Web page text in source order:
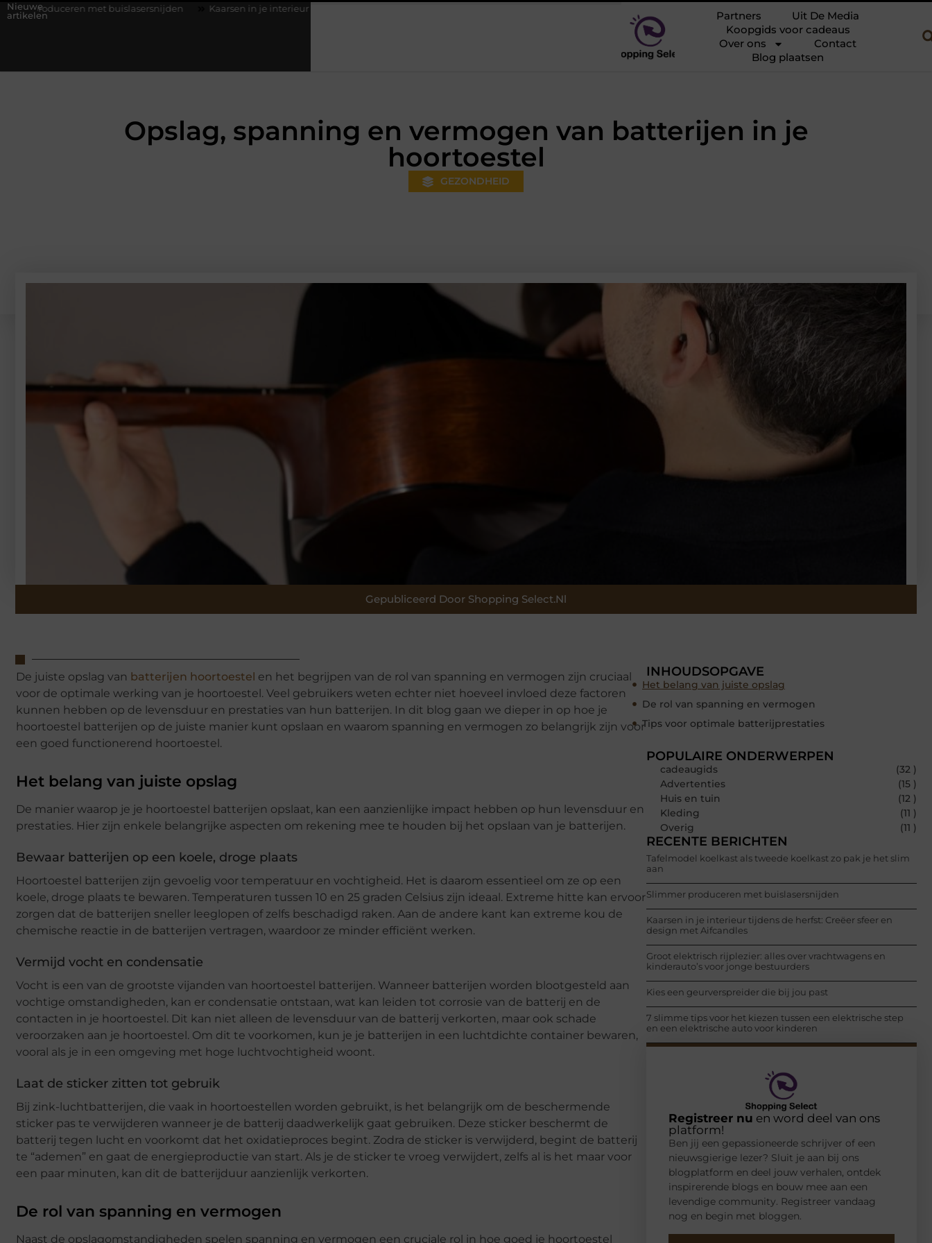
Nieuwe
artikelen
met buislasersnijden Kaarsen in je interieur tijdens de herfst: Creëer sfeer en design met Aifcandles
Partners
Uit De Media
Koopgids voor cadeaus
Over ons
Contact
Blog plaatsen
Opslag, spanning en vermogen van batterijen in je
hoortoestel
GEZONDHEID
Gepubliceerd Door Shopping Select.nl
De juiste opslag van batterijen hoortoestel en het begrijpen van de rol van spanning en vermogen zijn cruciaal
voor de optimale werking van je hoortoestel. Veel gebruikers weten echter niet hoeveel invloed deze factoren
kunnen hebben op de levensduur en prestaties van hun batterijen. In dit blog gaan we dieper in op hoe je
hoortoestel batterijen op de juiste manier kunt opslaan en waarom spanning en vermogen zo belangrijk zijn voor
een goed functionerend hoortoestel.
Het belang van juiste opslag
De manier waarop je je hoortoestel batterijen opslaat, kan een aanzienlijke impact hebben op hun levensduur en
prestaties. Hier zijn enkele belangrijke aspecten om rekening mee te houden bij het opslaan van je batterijen.
Bewaar batterijen op een koele, droge plaats
Hoortoestel batterijen zijn gevoelig voor temperatuur en vochtigheid. Het is daarom essentieel om ze op een
koele, droge plaats te bewaren. Temperaturen tussen 10 en 25 graden Celsius zijn ideaal. Extreme hitte kan ervoor
zorgen dat de batterijen sneller leeglopen of zelfs beschadigd raken. Aan de andere kant kan extreme kou de
chemische reactie in de batterijen vertragen, waardoor ze minder efficiënt werken.
Vermijd vocht en condensatie
Vocht is een van de grootste vijanden van hoortoestel batterijen. Wanneer batterijen worden blootgesteld aan
vochtige omstandigheden, kan er condensatie ontstaan, wat kan leiden tot corrosie van de batterij en de
contacten in je hoortoestel. Dit kan niet alleen de levensduur van de batterij verkorten, maar ook schade
veroorzaken aan je hoortoestel. Om dit te voorkomen, kun je je batterijen in een luchtdichte container bewaren,
vooral als je in een omgeving met hoge luchtvochtigheid woont.
Laat de sticker zitten tot gebruik
Bij zink-luchtbatterijen, die vaak in hoortoestellen worden gebruikt, is het belangrijk om de beschermende
sticker pas te verwijderen wanneer je de batterij daadwerkelijk gaat gebruiken. Deze sticker beschermt de
batterij tegen lucht en voorkomt dat het oxidatieproces begint. Zodra de sticker is verwijderd, begint de batterij
te “ademen” en gaat de energieproductie van start. Als je de sticker te vroeg verwijdert, zelfs al is het maar voor
een paar minuten, kan dit de batterijduur aanzienlijk verkorten.
De rol van spanning en vermogen
Naast de opslagomstandigheden spelen spanning en vermogen een cruciale rol in hoe goed je hoortoestel
INHOUDSOPGAVE
Het belang van juiste opslag
De rol van spanning en vermogen
Tips voor optimale batterijprestaties
POPULAIRE ONDERWERPEN
cadeaugids
(32 )
Advertenties
(15 )
Huis en tuin
(12 )
Kleding
(11 )
Overig
(11 )
RECENTE BERICHTEN
Tafelmodel koelkast als tweede koelkast zo pak je het slim
aan
Slimmer produceren met buislasersnijden
Kaarsen in je interieur tijdens de herfst: Creëer sfeer en
design met Aifcandles
Groot elektrisch rijplezier: alles over vrachtwagens en
kinderauto’s voor jonge bestuurders
Kies een geurverspreider die bij jou past
7 slimme tips voor het kiezen tussen een elektrische step
en een elektrische auto voor kinderen
Registreer nu en word deel van ons
platform!
Ben jij een gepassioneerde schrijver of een
nieuwsgierige lezer? Sluit je aan bij ons
blogplatform en deel jouw verhalen, ontdek
inspirerende blogs en bouw mee aan een
levendige community. Registreer vandaag
nog en begin met bloggen.